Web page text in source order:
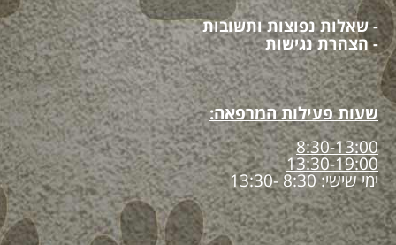
- שאלות נפוצות ותשובות
- הצהרת נגישות
שעות פעילות המרפאה:
8:30-13:00
13:30-19:00
ימי שישי: 8:30 -13:30